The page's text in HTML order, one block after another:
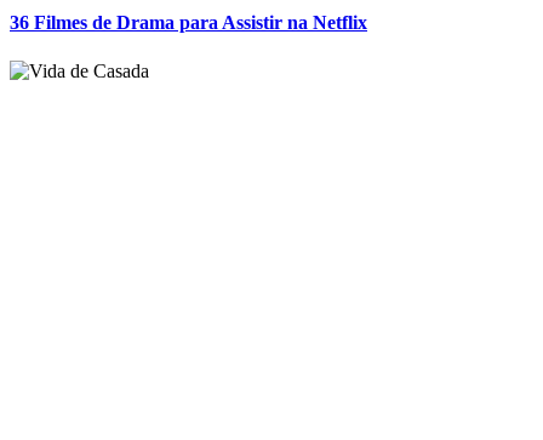
36 Filmes de Drama para Assistir na Netflix